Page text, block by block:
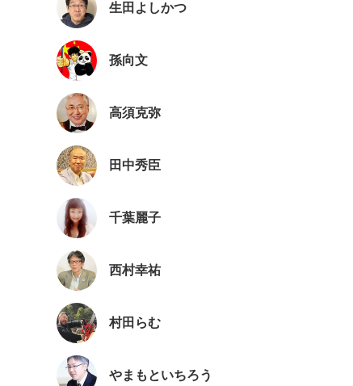
生田よしかつ
孫向文
高須克弥
田中秀臣
千葉麗子
西村幸祐
村田らむ
やまもといちろう